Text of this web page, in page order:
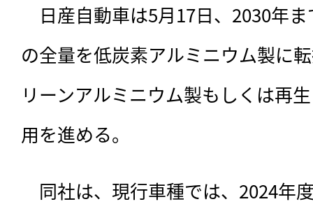
日産自動車は5月17日、2030年
の全量を低炭素アルミニウム製に
リーンアルミニウム製もしくは再
用を進める。
同社は、 現行車種では、2024年